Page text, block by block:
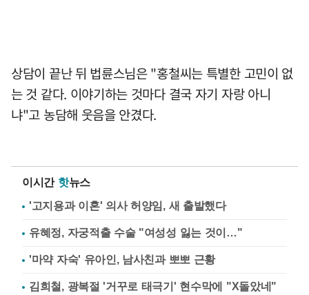
상담이 끝난 뒤 법륜스님은 "홍철씨는 특별한 고민이 없
는 것 같다. 이야기하는 것마다 결국 자기 자랑 아니
냐"고 농담해 웃음을 안겼다.
이시간 핫뉴스
'고지용과 이혼' 의사 허양임, 새 출발했다
유혜정, 자궁적출 수술 "여성성 잃는 것이…"
'마약 자숙' 유아인, 남사친과 뽀뽀 근황
김희철, 광복절 '거꾸로 태극기' 현수막에 "X돌았네"